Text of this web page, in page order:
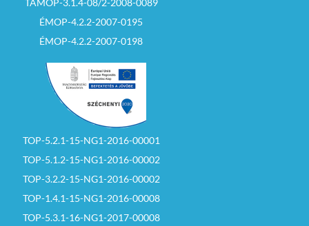
TÁMOP-3.1.4-08/2-2008-0089
ÉMOP-4.2.2-2007-0195
ÉMOP-4.2.2-2007-0198
TOP-5.2.1-15-NG1-2016-00001
TOP-5.1.2-15-NG1-2016-00002
TOP-3.2.2-15-NG1-2016-00002
TOP-1.4.1-15-NG1-2016-00008
TOP-5.3.1-16-NG1-2017-00008